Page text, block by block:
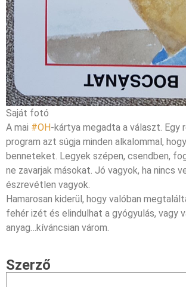
Saját fotó
A mai #OH-kártya megadta a választ. Egy
program azt súgja minden alkalommal,
benneteket. Legyek szépen, csendben,
ne zavarjak másokat. Jó vagyok, ha nincs
észrevétlen vagyok.
Hamarosan kiderül, hogy valóban
fehér izét és elindulhat a gyógyulás, vagy
anyag…kíváncsian várom.
Szerző